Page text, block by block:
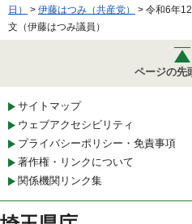
日）
> 伊藤はつみ（共産党）
> 令和6年
文（伊藤はつみ議員）
ページの先
サイトマップ
ウェブアクセシビリティ
プライバシーポリシー・免責事項
著作権・リンクについて
関係機関リンク集